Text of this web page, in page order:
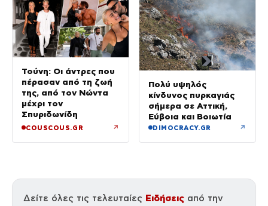
Τούνη: Οι άντρες που
πέρασαν από τη ζωή
της, από τον Νώντα
μέχρι τον
Σπυριδωνίδη
COUSCOUS.GR ↗
Πολύ υψηλός
κίνδυνος πυρκαγιάς
σήμερα σε Αττική,
Εύβοια και Βοιωτία
DIMOCRACY.GR ↗
Δείτε όλες τις τελευταίες Ειδήσεις από την